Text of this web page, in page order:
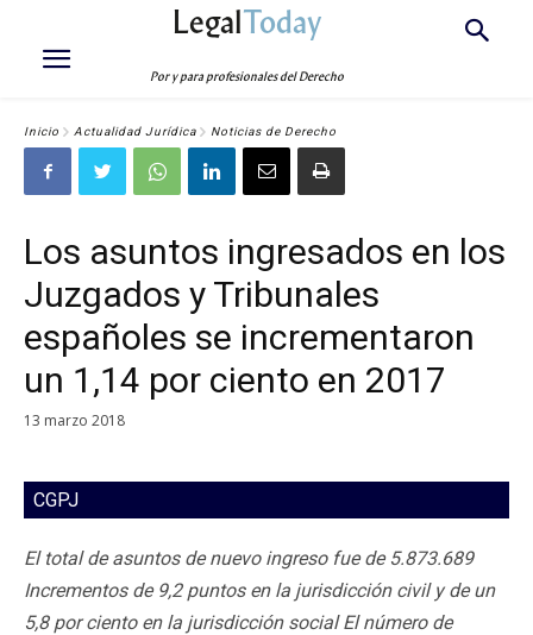
LegalToday
Por y para profesionales del Derecho
Inicio Actualidad Jurídica Noticias de Derecho
Los asuntos ingresados en los
Juzgados y Tribunales
españoles se incrementaron
un 1,14 por ciento en 2017
13 marzo 2018
CGPJ
El total de asuntos de nuevo ingreso fue de 5.873.689
Incrementos de 9,2 puntos en la jurisdicción civil y de un
5,8 por ciento en la jurisdicción social El número de